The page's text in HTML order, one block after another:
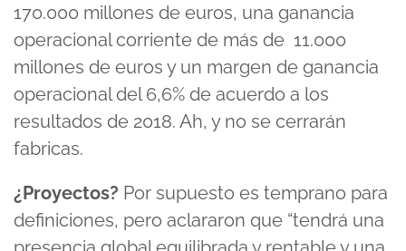
170.000 millones de euros, una ganancia
operacional corriente de más de 11.000
millones de euros y un margen de ganancia
operacional del 6,6% de acuerdo a los
resultados de 2018. Ah, y no se cerrarán
fabricas.
¿Proyectos? Por supuesto es temprano para
definiciones, pero aclararon que “tendrá una